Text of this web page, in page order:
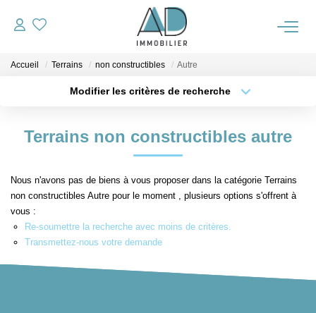
ACCUEIL
NOTRE AGENCE
ALERTE IMMO
OUTILS
Accueil Terrains non constructibles Autre
Modifier les critères de recherche
Type de bien
Créer une alerte
Terrains non constructibles autre
Nous n'avons pas de biens à vous proposer dans la catégorie Terrains
non constructibles Autre pour le moment , plusieurs options s'offrent à
vous :
Re-soumettre la recherche avec moins de critères.
Transmettez-nous votre demande